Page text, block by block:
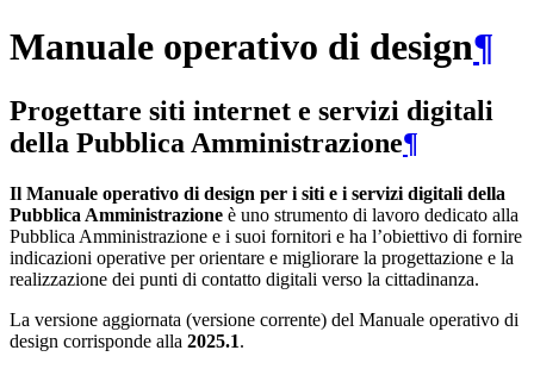
Manuale operativo di design¶
Progettare siti internet e servizi digitali
della Pubblica Amministrazione¶
Il Manuale operativo di design per i siti e i servizi digitali della
Pubblica Amministrazione è uno strumento di lavoro dedicato alla
Pubblica Amministrazione e i suoi fornitori e ha l’obiettivo di fornire
indicazioni operative per orientare e migliorare la progettazione e la
realizzazione dei punti di contatto digitali verso la cittadinanza.
La versione aggiornata (versione corrente) del Manuale operativo di
design corrisponde alla 2025.1.